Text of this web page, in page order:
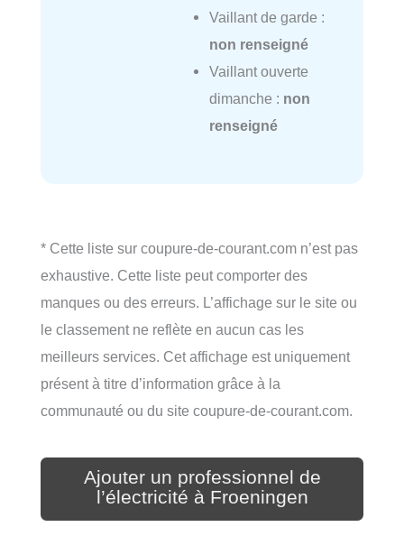
Vaillant de garde :
non renseigné
Vaillant ouverte
dimanche : non
renseigné
* Cette liste sur coupure-de-courant.com n’est pas
exhaustive. Cette liste peut comporter des
manques ou des erreurs. L’affichage sur le site ou
le classement ne reflète en aucun cas les
meilleurs services. Cet affichage est uniquement
présent à titre d’information grâce à la
communauté ou du site coupure-de-courant.com.
Ajouter un professionnel de
l’électricité à Froeningen